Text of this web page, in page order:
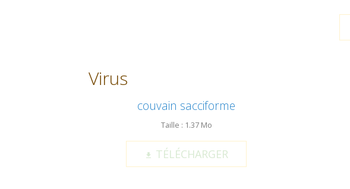
Virus
couvain sacciforme
Taille : 1.37 Mo
TÉLÉCHARGER